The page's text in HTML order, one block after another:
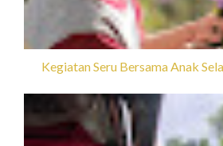
Kegiatan Seru Bersama Anak